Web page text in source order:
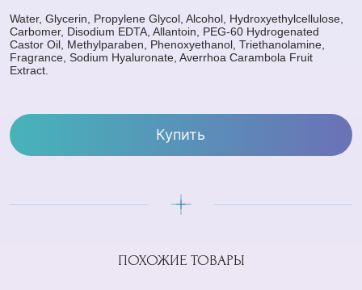
Water, Glycerin, Propylene Glycol, Alcohol, Hydroxyethylcellulose,
Carbomer, Disodium EDTA, Allantoin, PEG-60 Hydrogenated
Castor Oil, Methylparaben, Phenoxyethanol, Triethanolamine,
Fragrance, Sodium Hyaluronate, Averrhoa Carambola Fruit
Extract.
Купить
ПОХОЖИЕ ТОВАРЫ